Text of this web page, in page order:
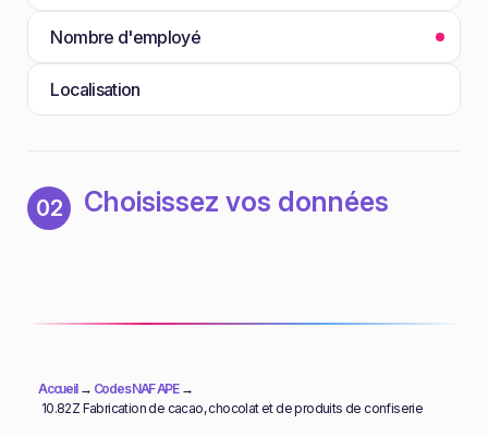
Nombre d'employé
Localisation
02 Choisissez vos données
Accueil→ Codes NAF APE→
10.82Z Fabrication de cacao, chocolat et de produits de confiserie